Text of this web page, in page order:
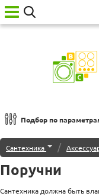
Ваш
техника
для
кухни
Бытовая
для
Подбор по
По популярности
Наименованию
Сантехника /
Поручни
Сантехника должна быть